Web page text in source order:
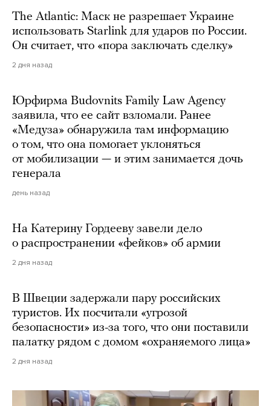
The Atlantic: Маск не разрешает Украине
использовать Starlink для ударов по России.
Он считает, что «пора заключать сделку»
2 дня назад
Юрфирма Budovnits Family Law Agency
заявила, что ее сайт взломали. Ранее
«Медуза» обнаружила там информацию
о том, что она помогает уклоняться
от мобилизации — и этим занимается дочь
генерала
день назад
На Катерину Гордееву завели дело
о распространении «фейков» об армии
2 дня назад
В Швеции задержали пару российских
туристов. Их посчитали «угрозой
безопасности» из-за того, что они поставили
палатку рядом с домом «охраняемого лица»
2 дня назад